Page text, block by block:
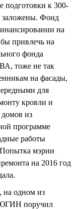
подготовки к 300-
заложены. Фонд
на
привлечь на
фонда
тоже не так
на фасады,
для
кровли и
из
программе
работы
мэрии
на 2016 год
на одном из
поручил